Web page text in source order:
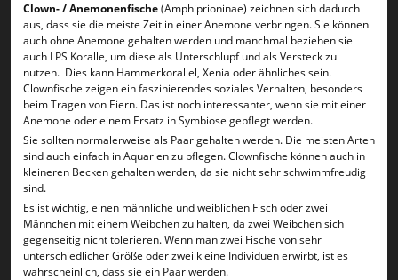
Clown- / Anemonenfische(Amphiprioninae) zeichnen sich dadurch
aus, dass sie die meiste Zeit in einer Anemone verbringen. Sie können
auch ohne Anemone gehalten werden und manchmal beziehen sie
auch LPS Koralle, um diese als Unterschlupf und als Versteck zu
nutzen. Dies kann Hammerkorallel, Xenia oder ähnliches sein.
Clownfische zeigen ein faszinierendes soziales Verhalten, besonders
beim Tragen von Eiern. Das ist noch interessanter, wenn sie mit einer
Anemone oder einem Ersatz in Symbiose gepflegt werden.
Sie sollten normalerweise als Paar gehalten werden. Die meisten Arten
sind auch einfach in Aquarien zu pflegen. Clownfische können auch in
kleineren Becken gehalten werden, da sie nicht sehr schwimmfreudig
sind.
Es ist wichtig, einen männliche und weiblichen Fisch oder zwei
Männchen mit einem Weibchen zu halten, da zwei Weibchen sich
gegenseitig nicht tolerieren. Wenn man zwei Fische von sehr
unterschiedlicher Größe oder zwei kleine Individuen erwirbt, ist es
wahrscheinlich, dass sie ein Paar werden.